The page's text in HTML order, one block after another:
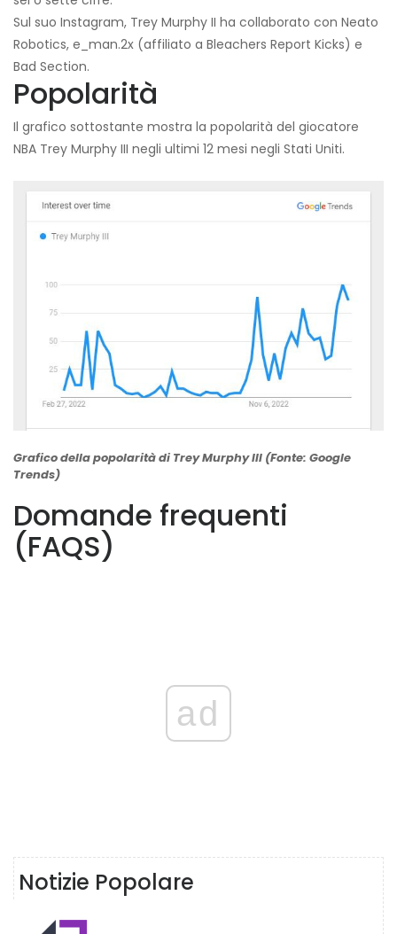
Sul suo Instagram, Trey Murphy II ha collaborato con Neato
Robotics, e_man.2x (affiliato a Bleachers Report Kicks) e
Bad Section.
Popolarità
Il grafico sottostante mostra la popolarità del giocatore
NBA Trey Murphy III negli ultimi 12 mesi negli Stati Uniti.
Grafico della popolarità di Trey Murphy III (Fonte: Google
Trends)
Domande frequenti
(FAQS)
ad
Notizie Popolare